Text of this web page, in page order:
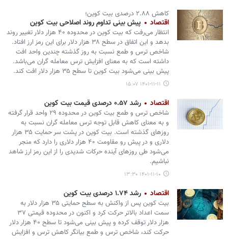
کاهش ۲.۸۸ درصدی بیت کوین؛
اقتصاد پیش بینی تداوم روند اصلاحی بیت کوین
انتظار می‌رفت که بیت کوین در محدوده ۴۰ هزار دلار تغییر روند
بدهد و این اتفاق در سطح ۳۸ هزار دلار برای این رمز ارز افتاد.
شاخص ترس و طمع نسبت به روز گذشته چندین واحد افت
داشته است که به معنای افزایش ترس معامله گران می‌باشد.
پیش بینی می‌شود بیت کوین تا سطح ۳۵ هزار دلار افت کند.
۱۴۰۱-۱۱-۱۱ ۱۵:۰۷
اقتصاد رشد ۰.۵۷ درصدی قیمت بیت کوین
شاخص ترس و طمع بیت کوین در محدوده ۲۹ واحد قرار گرفته
و به معنای کاهش قابل توجه ترس معامله گران نسبت به
روزهای گذشته است. بیت کوین در پشت سر حمایت ۳۵ هزار
دلاری و در پیش رو مقاومت ۴۰ هزار دلاری را دارد که منجر
می‌شود طی روزهای آینده حرکات شدیدی را از این رمز ارز شاهد
نباشیم.
۱۴۰۱-۱۱-۱۰ ۱۳:۳۰
اقتصاد رشد ۱.۷۴ درصدی بیت کوین
بیت کوین پس از واکنش به سطح حمایتی ۳۵ هزار دلار به
سمت اعداد بالاتر حرکت کرد و اکنون در محدوده قیمتی ۳۷
هزار دلار توقف کرده و پیش بینی می‌شود تا سطح ۴۰ هزار دلار
حرکت کند، شاخص ترس و طمع بیانگر کاهش ترس و افزایش